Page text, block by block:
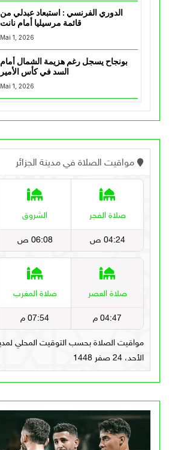
الدوري الفرنسي : استبعاد عبدلي من
قائمة مرسيليا أمام نانت
Mai 1, 2026
بونجاح يسجل رغم هزيمة الشمال أمام
السد في كأس الأمير
Mai 1, 2026